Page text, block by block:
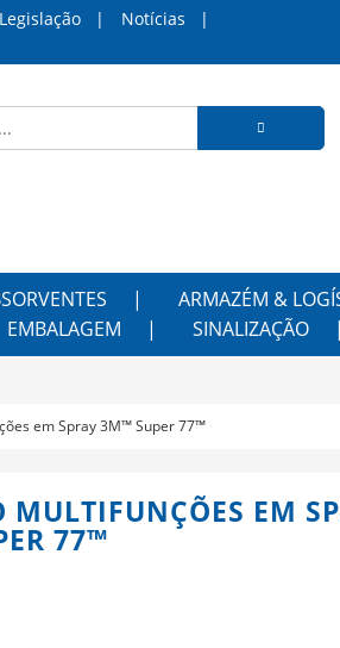
Legislação
Notícias
ARMAZÉM &
EMBALAGEM SINALIZAÇÃO
em Spray 3M™ Super 77™
MULTIFUNÇÕES EM
77™